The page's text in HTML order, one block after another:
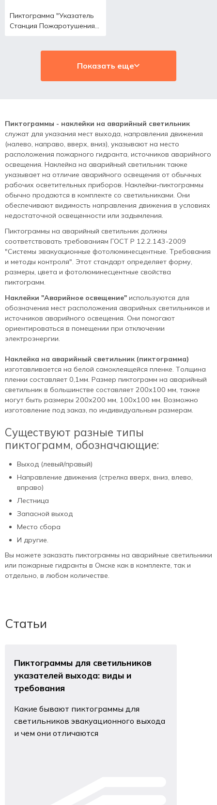
Пиктограмма "Указатель
Станция Пожаротушения
Показать еще
Пиктограммы - наклейки на аварийный светильник
служат для указания мест выхода, направления движения
(налево, направо, вверх, вниз), указывают на место
расположения пожарного гидранта, источников аварийного
освещения. Наклейка на аварийный светильник также
указывает на отличие аварийного освещения от обычных
рабочих осветительных приборов. Наклейки-пиктограммы
обычно продаются в комплекте со светильниками. Они
обеспечивают видимость направления движения в условиях
недостаточной освещенности или задымления.
Пиктограммы на аварийный светильник должны
соответствовать требованиям ГОСТ Р 12.2.143-2009
"Системы эвакуационные фотолюминесцентные. Требования
и методы контроля". Этот стандарт определяет форму,
размеры, цвета и фотолюминесцентные свойства
пиктограмм.
Наклейки "Аварийное освещение" используются для
обозначения мест расположения аварийных светильников и
источников аварийного освещения. Они помогают
ориентироваться в помещении при отключении
электроэнергии.
Наклейка на аварийный светильник (пиктограмма)
изготавливается на белой самоклеящейся пленке. Толщина
пленки составляет 0,1мм. Размер пиктограмм на аварийный
светильник в большинстве составляет 200х100 мм, также
могут быть размеры 200х200 мм, 100х100 мм. Возможно
изготовление под заказ, по индивидуальным размерам.
Существуют разные типы
пиктограмм, обозначающие:
Выход (левый/правый)
Направление движения (стрелка вверх, вниз, влево,
вправо)
Лестница
Запасной выход
Место сбора
И другие.
Вы можете заказать пиктограммы на аварийные светильники
или пожарные гидранты в Омске как в комплекте, так и
отдельно, в любом количестве.
Статьи
Пиктограммы для светильников
указателей выхода: виды и
требования
Какие бывают пиктограммы для
светильников эвакуационного выхода
и чем они отличаются